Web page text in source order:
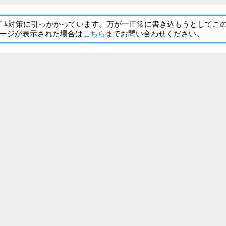
ﾑ対策に引っかかっています。万が一正常に書き込もうとしてこ
ジが表示された場合はこちら までお問い合わせください。